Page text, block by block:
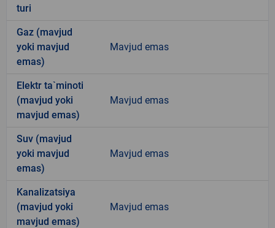
turi
Gaz (mavjud
yoki mavjud
emas)
Mavjud emas
Elektr ta`minoti
(mavjud yoki
mavjud emas)
Mavjud emas
Suv (mavjud
yoki mavjud
emas)
Mavjud emas
Kanalizatsiya
(mavjud yoki
mavjud emas)
Mavjud emas